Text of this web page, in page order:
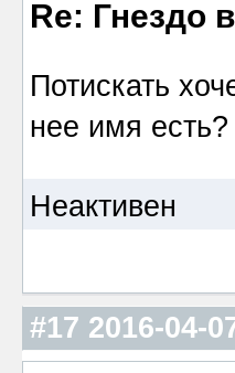
Re: Гнездо
Потискать
нее имя есть?
Неактивен
#17 2016-04-